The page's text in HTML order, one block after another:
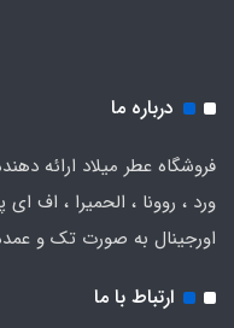
درباره ما
فروشگاه عطر میلاد ارائه
ورد ، روونا ، الحمیرا ، اف
اورجینال به صورت تک و
ارتباط با ما